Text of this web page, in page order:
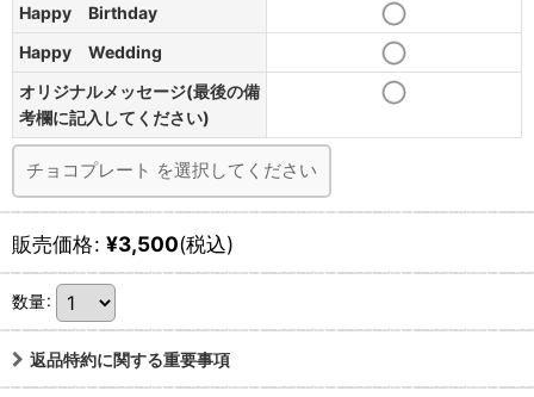
Happy Birthday
Happy Wedding
オリジナルメッセージ(最後の備
考欄に記入してください)
チョコプレート を選択してください
販売価格: ¥3,500(税込)
数量:
返品特約に関する重要事項